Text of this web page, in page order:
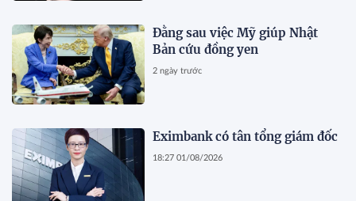
Đằng sau việc Mỹ giúp Nhật
Bản cứu đồng yen
2 ngày trước
Eximbank có tân tổng giám đốc
18:27 01/08/2026